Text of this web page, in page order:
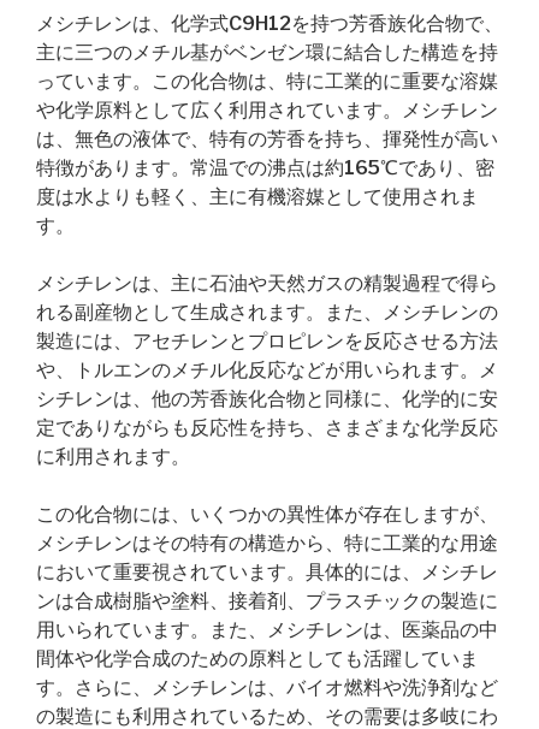
メシチレンは、化学式C9H12を持つ芳香族化合物で、
主に三つのメチル基がベンゼン環に結合した構造を持
っています。この化合物は、特に工業的に重要な溶媒
や化学原料として広く利用されています。メシチレン
は、無色の液体で、特有の芳香を持ち、揮発性が高い
特徴があります。常温での沸点は約165℃であり、密
度は水よりも軽く、主に有機溶媒として使用されま
す。
メシチレンは、主に石油や天然ガスの精製過程で得ら
れる副産物として生成されます。また、メシチレンの
製造には、アセチレンとプロピレンを反応させる方法
や、トルエンのメチル化反応などが用いられます。メ
シチレンは、他の芳香族化合物と同様に、化学的に安
定でありながらも反応性を持ち、さまざまな化学反応
に利用されます。
この化合物には、いくつかの異性体が存在しますが、
メシチレンはその特有の構造から、特に工業的な用途
において重要視されています。具体的には、メシチレ
ンは合成樹脂や塗料、接着剤、プラスチックの製造に
用いられています。また、メシチレンは、医薬品の中
間体や化学合成のための原料としても活躍していま
す。さらに、メシチレンは、バイオ燃料や洗浄剤など
の製造にも利用されているため、その需要は多岐にわ